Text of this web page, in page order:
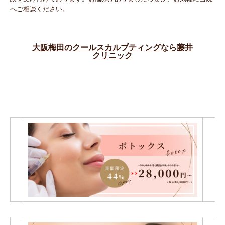
へご相談ください。
大阪梅田のクールスカルプティングなら藤井
クリニック